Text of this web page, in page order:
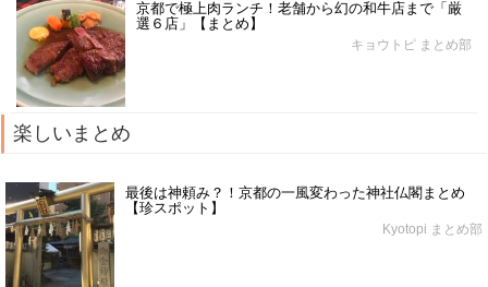
京都で極上肉ランチ！老舗から幻の和牛店まで「厳
選６店」【まとめ】
キョウトピ まとめ部
楽しいまとめ
最後は神頼み？！京都の一風変わった神社仏閣まとめ
【珍スポット】
Kyotopi まとめ部